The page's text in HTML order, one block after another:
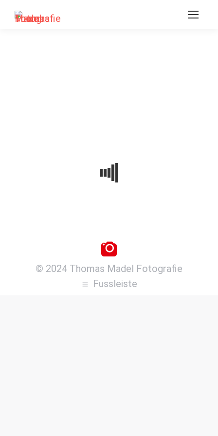
© 2024 Thomas Madel Fotografie
Fussleiste